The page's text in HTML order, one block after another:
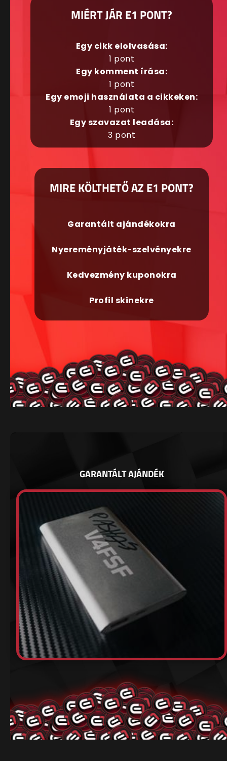
MIÉRT JÁR E1 PONT?
Egy cikk elolvasása:
1 pont
Egy komment írása:
1 pont
Egy emoji használata a cikkeken:
1 pont
Egy szavazat leadása:
3 pont
MIRE KÖLTHETŐ AZ E1 PONT?
Garantált ajándékokra
Nyereményjáték-szelvényekre
Kedvezmény kuponokra
Profil skinekre
GARANTÁLT AJÁNDÉK